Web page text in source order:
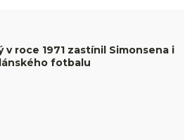
v roce 1971 zastínil Simonsena i
fotbalu